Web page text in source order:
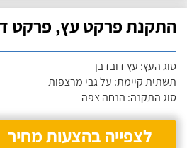
התקנת פרקט עץ, פרקט
סוג העץ: עץ דובדבן
תשתית קיימת: על גבי מרצפות
סוג התקנה: הנחה צפה
לצפייה בהצעות מחיר